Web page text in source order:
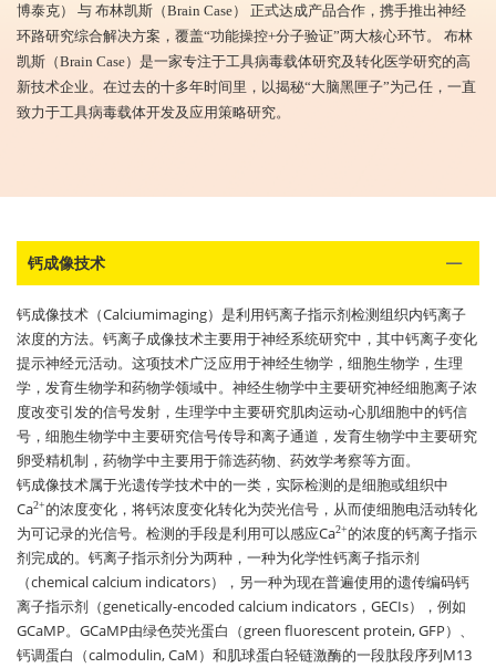
博泰克） 与 布林凯斯（Brain Case） 正式达成产品合作，携手推出神经
环路研究综合解决方案，覆盖“功能操控+分子验证”两大核心环节。 布林
凯斯（Brain Case）是一家专注于工具病毒载体研究及转化医学研究的高
新技术企业。在过去的十多年时间里，以揭秘“大脑黑匣子”为己任，一直
致力于工具病毒载体开发及应用策略研究。
钙成像技术
钙成像技术（Calciumimaging）是利用钙离子指示剂检测组织内钙离子
浓度的方法。钙离子成像技术主要用于神经系统研究中，其中钙离子变化
提示神经元活动。这项技术广泛应用于神经生物学，细胞生物学，生理
学，发育生物学和药物学领域中。神经生物学中主要研究神经细胞离子浓
度改变引发的信号发射，生理学中主要研究肌肉运动-心肌细胞中的钙信
号，细胞生物学中主要研究信号传导和离子通道，发育生物学中主要研究
卵受精机制，药物学中主要用于筛选药物、药效学考察等方面。
钙成像技术属于光遗传学技术中的一类，实际检测的是细胞或组织中
Ca2+ 的浓度变化，将钙浓度变化转化为荧光信号，从而使细胞电活动转化
为可记录的光信号。检测的手段是利用可以感应Ca2+ 的浓度的钙离子指示
剂完成的。钙离子指示剂分为两种，一种为化学性钙离子指示剂
（chemical calcium indicators），另一种为现在普遍使用的遗传编码钙
离子指示剂（genetically-encoded calcium indicators，GECIs），例如
GCaMP。GCaMP由绿色荧光蛋白（green fluorescent protein, GFP）、
钙调蛋白（calmodulin, CaM）和肌球蛋白轻链激酶的一段肽段序列M13